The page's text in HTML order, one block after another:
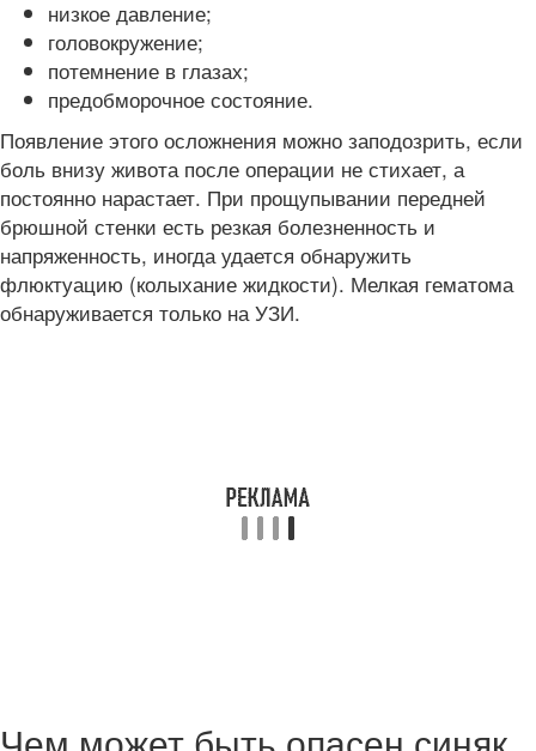
низкое давление;
головокружение;
потемнение в глазах;
предобморочное состояние.
Появление этого осложнения можно заподозрить, если
боль внизу живота после операции не стихает, а
постоянно нарастает. При прощупывании передней
брюшной стенки есть резкая болезненность и
напряженность, иногда удается обнаружить
флюктуацию (колыхание жидкости). Мелкая гематома
обнаруживается только на УЗИ.